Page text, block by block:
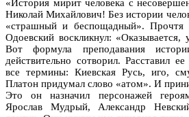
«История мирит человека с
Николай Михайлович! Без истории
«страшный и беспощадный».
Одоевский воскликнул: «Оказывается,
Вот формула преподавания
действительно сотворил. Расставил
все термины: Киевская Русь, иго,
Платон придумал слово «атом». И
Это он назначил персонажей
Ярослав Мудрый, Александр